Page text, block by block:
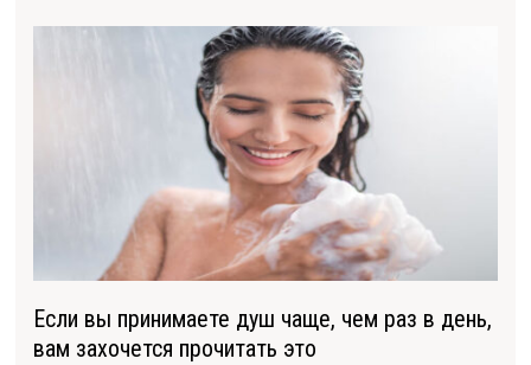
Если вы принимаете душ чаще, чем раз в день,
вам захочется прочитать это